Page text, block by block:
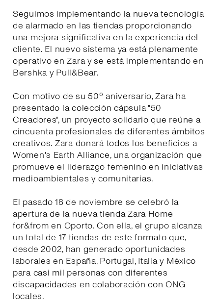
Seguimos implementando la nueva tecnología
de alarmado en las tiendas proporcionando
una mejora significativa en la experiencia del
cliente. El nuevo sistema ya está plenamente
operativo en Zara y se está implementando en
Bershka y Pull&Bear.
Con motivo de su 50º aniversario, Zara ha
presentado la colección cápsula "50
Creadores", un proyecto solidario que reúne a
cincuenta profesionales de diferentes ámbitos
creativos. Zara donará todos los beneficios a
Women's Earth Alliance, una organización que
promueve el liderazgo femenino en iniciativas
medioambientales y comunitarias.
El pasado 18 de noviembre se celebró la
apertura de la nueva tienda Zara Home
for&from en Oporto. Con ella, el grupo alcanza
un total de 17 tiendas de este formato que,
desde 2002, han generado oportunidades
laborales en España, Portugal, Italia y México
para casi mil personas con diferentes
discapacidades en colaboración con ONG
locales.